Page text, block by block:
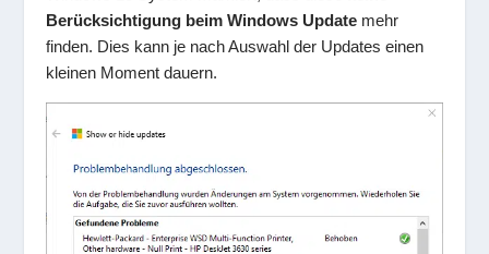
Berücksichtigung beim Windows Update mehr
finden. Dies kann je nach Auswahl der Updates einen
kleinen Moment dauern.